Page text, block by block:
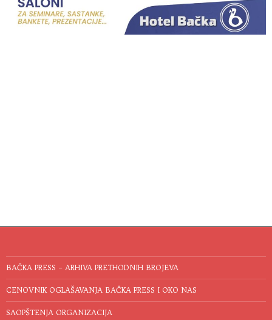
BAČKA PRESS – ARHIVA PRETHODNIH BROJEVA
CENOVNIK OGLAŠAVANJA BAČKA PRESS I OKO NAS
SAOPŠTENJA ORGANIZACIJA